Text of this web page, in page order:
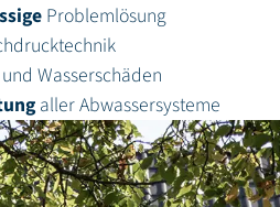
Problemlösung
und Wasserschäden
aller Abwassersysteme
durch TV Inspektion
und lösungsorientiert.